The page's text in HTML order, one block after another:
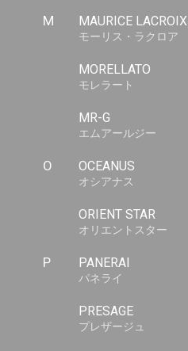
M MAURICE LACROIX
モーリス・ラクロア
MORELLATO
モレラート
MR-G
エムアールジー
O OCEANUS
オシアナス
ORIENT STAR
オリエントスター
P PANERAI
パネライ
PRESAGE
プレザージュ